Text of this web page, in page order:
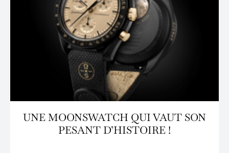
UNE MOONSWATCH QUI VAUT SON
PESANT D’HISTOIRE !